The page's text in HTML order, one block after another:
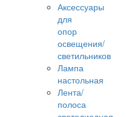
Аксессуары
для
опор
освещения/
светильников
Лампа
настольная
Лента/
полоса